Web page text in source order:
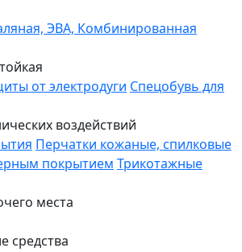
ЭВА, Комбинированная
от электродуги Спецобувь для
воздействий
Перчатки кожаные, спилковые
покрытием Трикотажные
места
средства